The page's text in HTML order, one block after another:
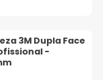
3M Dupla Face
-